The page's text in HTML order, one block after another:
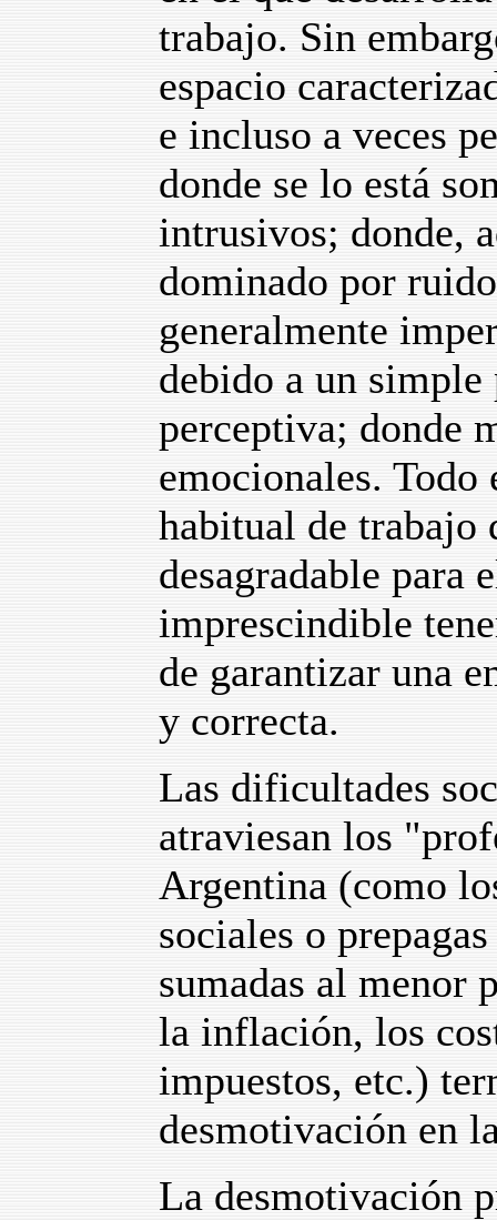
trabajo. Sin
espacio
e incluso a veces
donde se lo está
intrusivos; donde,
dominado por
generalmente
debido a un simple
perceptiva; donde
emocionales.
habitual de trabajo
desagradable para
imprescindible
de garantizar una
y correcta.
Las dificultades
atraviesan los
Argentina (como
sociales o
sumadas al menor
la inflación, los
impuestos, etc.)
desmotivación en
La desmotivación